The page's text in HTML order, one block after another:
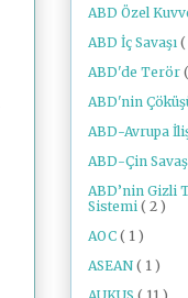
ABD Özel
ABD İç Savaşı (
ABD'de Terör
ABD'nin
ABD-Avrupa
ABD-Çin
ABD’nin Gizli
Sistemi ( 2 )
AOC ( 1 )
ASEAN ( 1 )